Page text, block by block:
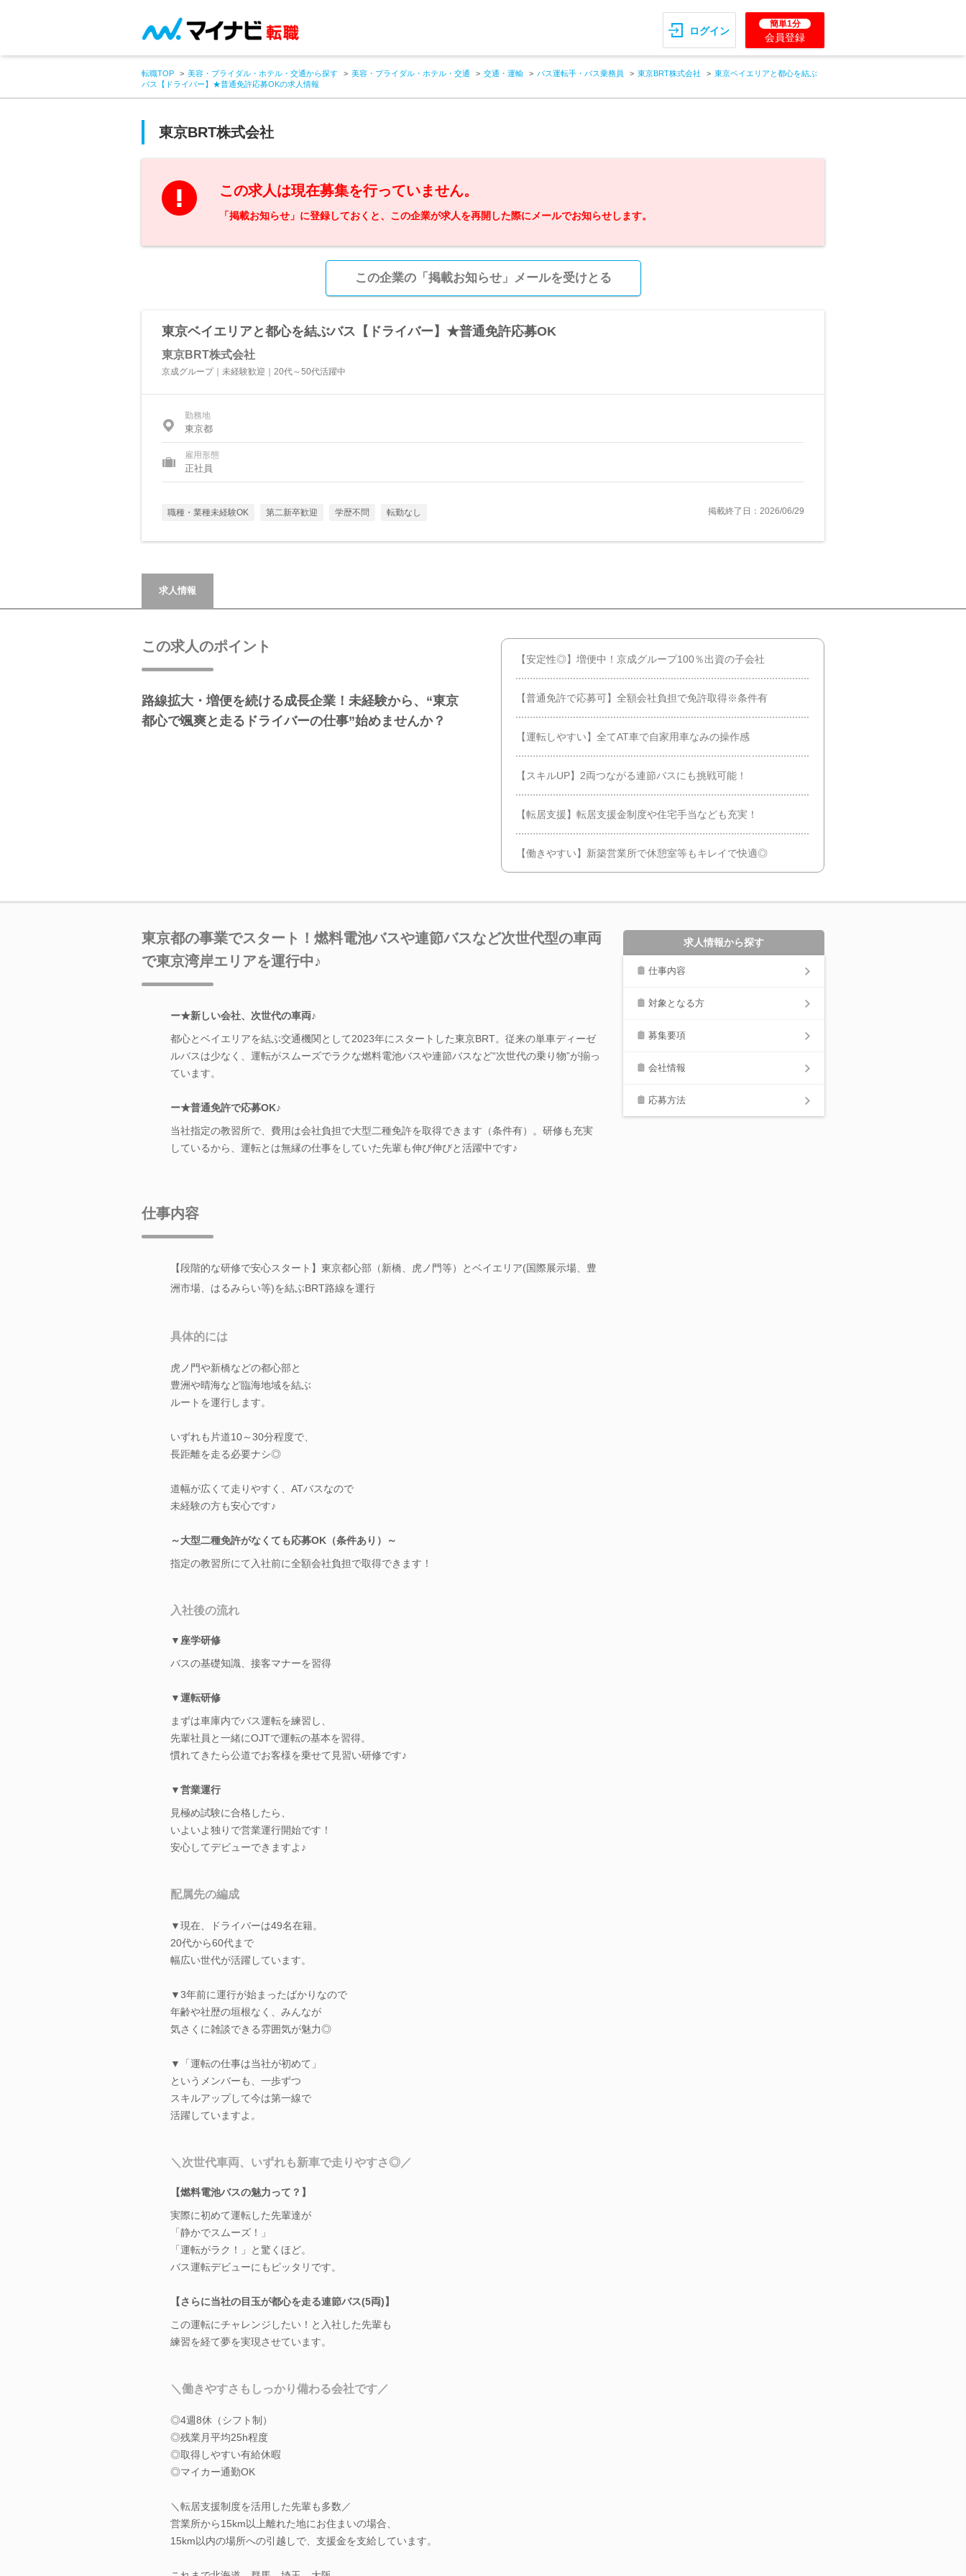
ログイン
簡単1分
会員登録
転職TOP 美容・ブライダル・ホテル・交通から探す 美容・ブライダル・ホテル・交通 交通・運輸 バス運転手・バス乗務員 東京BRT株式会社
東京ベイエリアと都心を結ぶ
バス【ドライバー】★普通免許応募OKの求人情報
東京BRT株式会社
この求人は現在募集を行っていません。
「掲載お知らせ」に登録しておくと、この企業が求人を再開した際にメールでお知らせします。
この企業の「掲載お知らせ」メールを受けとる
東京ベイエリアと都心を結ぶバス【ドライバー】★普通免許応募OK
東京BRT株式会社
京成グループ｜未経験歓迎｜20代～50代活躍中
勤務地
東京都
雇用形態
正社員
職種・業種未経験OK 第二新卒歓迎 学歴不問 転勤なし 掲載終了日：2026/06/29
求人情報
この求人のポイント
路線拡大・増便を続ける成長企業！未経験から、“東京
都心で颯爽と走るドライバーの仕事”始めませんか？
【安定性◎】増便中！京成グループ100％出資の子会社
【普通免許で応募可】全額会社負担で免許取得※条件有
【運転しやすい】全てAT車で自家用車なみの操作感
【スキルUP】2両つながる連節バスにも挑戦可能！
【転居支援】転居支援金制度や住宅手当なども充実！
【働きやすい】新築営業所で休憩室等もキレイで快適◎
東京都の事業でスタート！燃料電池バスや連節バスなど次世代型の車両
で東京湾岸エリアを運行中♪
ー★新しい会社、次世代の車両♪
都心とベイエリアを結ぶ交通機関として2023年にスタートした東京BRT。従来の単車ディーゼ
ルバスは少なく、運転がスムーズでラクな燃料電池バスや連節バスなど“次世代の乗り物”が揃っ
ています。
ー★普通免許で応募OK♪
当社指定の教習所で、費用は会社負担で大型二種免許を取得できます（条件有）。研修も充実
しているから、運転とは無縁の仕事をしていた先輩も伸び伸びと活躍中です♪
仕事内容
【段階的な研修で安心スタート】東京都心部（新橋、虎ノ門等）とベイエリア(国際展示場、豊
洲市場、はるみらい等)を結ぶBRT路線を運行
具体的には
虎ノ門や新橋などの都心部と
豊洲や晴海など臨海地域を結ぶ
ルートを運行します。
いずれも片道10～30分程度で、
長距離を走る必要ナシ◎
道幅が広くて走りやすく、ATバスなので
未経験の方も安心です♪
～大型二種免許がなくても応募OK（条件あり）～
指定の教習所にて入社前に全額会社負担で取得できます！
入社後の流れ
▼座学研修
バスの基礎知識、接客マナーを習得
▼運転研修
まずは車庫内でバス運転を練習し、
先輩社員と一緒にOJTで運転の基本を習得。
慣れてきたら公道でお客様を乗せて見習い研修です♪
▼営業運行
見極め試験に合格したら、
いよいよ独りで営業運行開始です！
安心してデビューできますよ♪
配属先の編成
▼現在、ドライバーは49名在籍。
20代から60代まで
幅広い世代が活躍しています。
▼3年前に運行が始まったばかりなので
年齢や社歴の垣根なく、みんなが
気さくに雑談できる雰囲気が魅力◎
▼「運転の仕事は当社が初めて」
というメンバーも、一歩ずつ
スキルアップして今は第一線で
活躍していますよ。
＼次世代車両、いずれも新車で走りやすさ◎／
【燃料電池バスの魅力って？】
実際に初めて運転した先輩達が
「静かでスムーズ！」
「運転がラク！」と驚くほど。
バス運転デビューにもピッタリです。
【さらに当社の目玉が都心を走る連節バス(5両)】
この運転にチャレンジしたい！と入社した先輩も
練習を経て夢を実現させています。
＼働きやすさもしっかり備わる会社です／
◎4週8休（シフト制）
◎残業月平均25h程度
◎取得しやすい有給休暇
◎マイカー通勤OK
＼転居支援制度を活用した先輩も多数／
営業所から15km以上離れた地にお住まいの場合、
15km以内の場所への引越しで、支援金を支給しています。
求人情報から探す
仕事内容
対象となる方
募集要項
会社情報
応募方法